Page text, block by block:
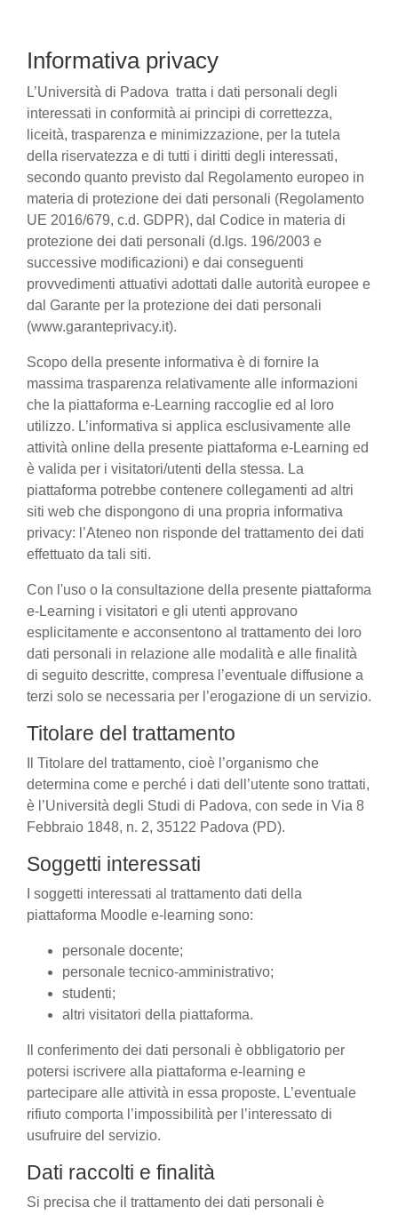
Informativa privacy
L’Università di Padova tratta i dati personali degli
interessati in conformità ai principi di correttezza,
liceità, trasparenza e minimizzazione, per la tutela
della riservatezza e di tutti i diritti degli interessati,
secondo quanto previsto dal Regolamento europeo in
materia di protezione dei dati personali (Regolamento
UE 2016/679, c.d. GDPR), dal Codice in materia di
protezione dei dati personali (d.lgs. 196/2003 e
successive modificazioni) e dai conseguenti
provvedimenti attuativi adottati dalle autorità europee e
dal Garante per la protezione dei dati personali
(www.garanteprivacy.it).
Scopo della presente informativa è di fornire la
massima trasparenza relativamente alle informazioni
che la piattaforma e-Learning raccoglie ed al loro
utilizzo. L’informativa si applica esclusivamente alle
attività online della presente piattaforma e-Learning ed
è valida per i visitatori/utenti della stessa. La
piattaforma potrebbe contenere collegamenti ad altri
siti web che dispongono di una propria informativa
privacy: l’Ateneo non risponde del trattamento dei dati
effettuato da tali siti.
Con l'uso o la consultazione della presente piattaforma
e-Learning i visitatori e gli utenti approvano
esplicitamente e acconsentono al trattamento dei loro
dati personali in relazione alle modalità e alle finalità
di seguito descritte, compresa l’eventuale diffusione a
terzi solo se necessaria per l’erogazione di un servizio.
Titolare del trattamento
Il Titolare del trattamento, cioè l’organismo che
determina come e perché i dati dell’utente sono trattati,
è l’Università degli Studi di Padova, con sede in Via 8
Febbraio 1848, n. 2, 35122 Padova (PD).
Soggetti interessati
I soggetti interessati al trattamento dati della
piattaforma Moodle e-learning sono:
personale docente;
personale tecnico-amministrativo;
studenti;
altri visitatori della piattaforma.
Il conferimento dei dati personali è obbligatorio per
potersi iscrivere alla piattaforma e-learning e
partecipare alle attività in essa proposte. L’eventuale
rifiuto comporta l’impossibilità per l’interessato di
usufruire del servizio.
Dati raccolti e finalità
Si precisa che il trattamento dei dati personali è